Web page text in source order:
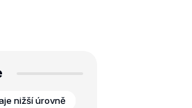
nižší úrovně